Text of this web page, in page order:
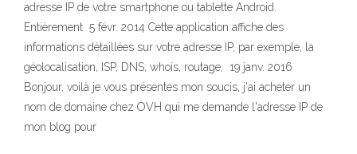
adresse IP de votre smartphone ou tablette Android.
Entièrement 5 févr. 2014 Cette application affiche des
informations détaillées sur votre adresse IP, par exemple, la
géolocalisation, ISP, DNS, whois, routage, 19 janv. 2016
Bonjour, voilà je vous présentes mon soucis, j'ai acheter un
nom de domaine chez OVH qui me demande l'adresse IP de
mon blog pour